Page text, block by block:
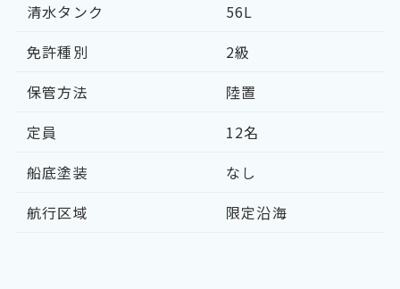
清水タンク
56L
免許種別
2級
保管方法
陸置
定員
12名
船底塗装
なし
航行区域
限定沿海